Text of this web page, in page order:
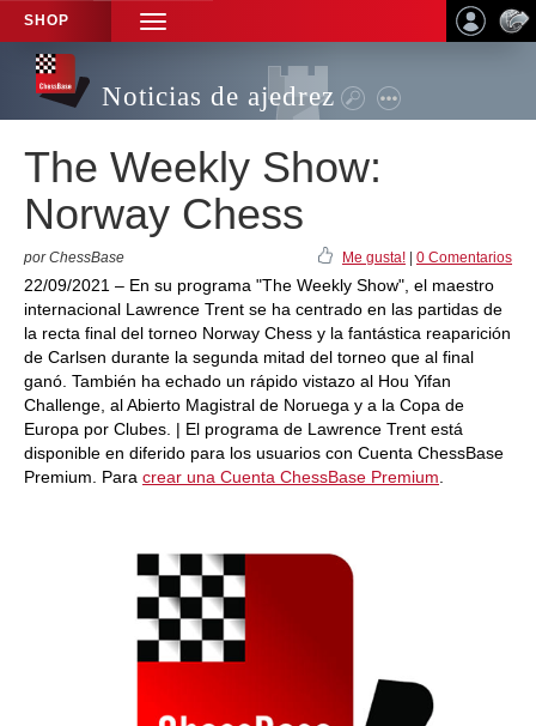
SHOP
TOGGLE
NAVIGATION
Noticias de ajedrez
The Weekly Show:
Norway Chess
por ChessBase Me gusta! 0 Comentarios
22/09/2021 – En su programa "The Weekly Show", el maestro
internacional Lawrence Trent se ha centrado en las partidas de
la recta final del torneo Norway Chess y la fantástica reaparición
de Carlsen durante la segunda mitad del torneo que al final
ganó. También ha echado un rápido vistazo al Hou Yifan
Challenge, al Abierto Magistral de Noruega y a la Copa de
Europa por Clubes. | El programa de Lawrence Trent está
disponible en diferido para los usuarios con Cuenta ChessBase
Premium. Para crear una Cuenta ChessBase Premium